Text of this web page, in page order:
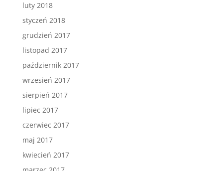
luty 2018
styczeń 2018
grudzień 2017
listopad 2017
październik 2017
wrzesień 2017
sierpień 2017
lipiec 2017
czerwiec 2017
maj 2017
kwiecień 2017